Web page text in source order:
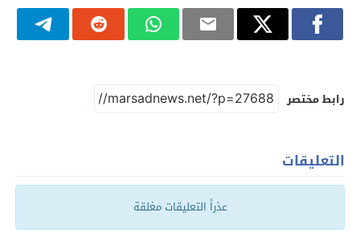
رابط مختصر
التعليقات
عذراً التعليقات مغلقة